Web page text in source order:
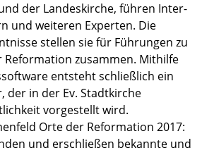
der Landes­kir­che, führen Inter­
und weite­ren Exper­ten. Die
stellen sie für Führun­gen zu
Refor­ma­tion zusam­men. Mithilfe
entsteht schließ­lich ein
der in der Ev. Stadt­kir­che
vorge­stellt wird.
Orte der Refor­ma­tion 2017:
und erschlie­ßen bekannte und